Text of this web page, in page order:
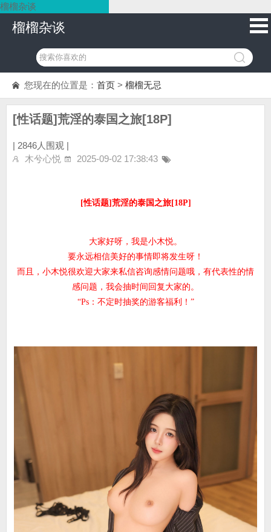
榴榴杂谈
榴榴杂谈
您现在的位置是： 首页 > 榴榴无忌
[性话题]荒淫的泰国之旅[18P]
| 2846人围观 |
木兮心悦
2025-09-02 17:38:43
[性话题]荒淫的泰国之旅[18P]
大家好呀，我是小木悦。
要永远相信美好的事情即将发生呀！
而且，小木悦很欢迎大家来私信咨询感情问题哦，有代表性的情
感问题，我会抽时间回复大家的。
“Ps：不定时抽奖的游客福利！”